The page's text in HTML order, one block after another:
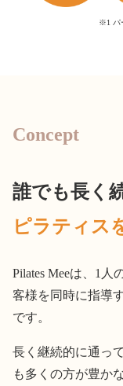
※1 パ
Concept
誰でも長く
ピラティス
Pilates Meeは、1
客様を同時に指導
です。
長く継続的に通っ
も多くの方が豊か